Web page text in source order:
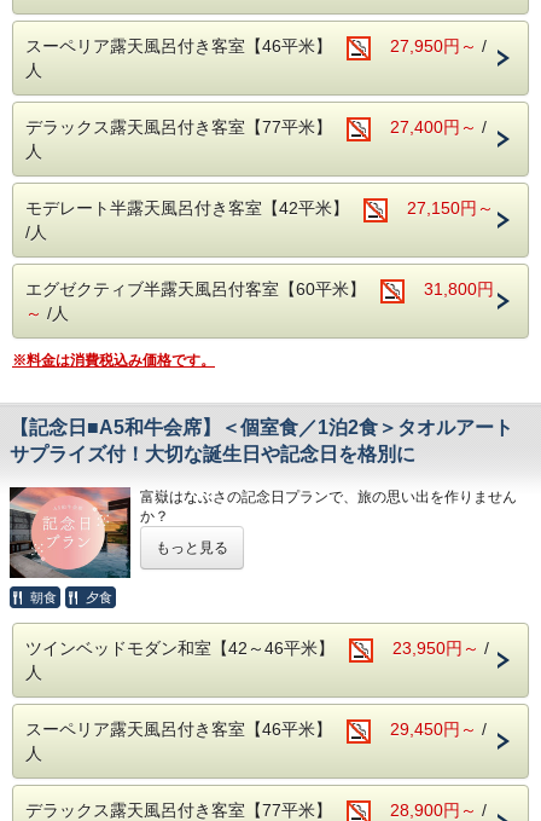
【ご朝食】15種類の小鉢、郷土料理「国清汁」、鯵の干
物、三島西麓野菜の蒸し物
「ちょっとずつを沢山」お召し上がりいただく和定食です。
◆お食事提供場所
◆お子様の夕食について
【温泉】
露天風呂でお楽しみください。
※花火は売店で販売もしております。
プレゼント分だけでは物足りないという方は売店でお買い求
■おすすめポイント～HANA Styleのおもてなし～
・ラウンジでのゆったりチェックイン＆ウェルカムドリンク
のご用意（ご提供は17時まで）
・SDGsに配慮したアメニティセット（女性用・男性用）
・フリードリンクタイムあり（2Fラウンジにて・セルフ
式）
・貸切露天風呂3か所は、予約無しで自由にご利用頂けま
す。
（24時～朝5時半はクローズ）
天気の良い日は富士山を望むこともできます。
～ご夕食「A5和牛会席」のボリューム★★★★☆～
ステーキはA5ランクの「和牛 静岡そだち」をお好みの焼き
加減でお召し上がり頂けます。
ジューシーで、やわらかいお肉を5種類のソースで味わって
そのほか、近海で獲れた魚介を中心とした新鮮なお刺身など
板長こだわりのお料理が並びます。
【ご朝食】15種類の小鉢、郷土料理「国清汁」、鯵の干
物、三島西麓野菜の蒸し物
◆お子様の夕食についてのご注意事項
・小学生高学年 お子様定食＋お造り
・小学生低学年・幼児 お子様定食
予約をお勧めします
◆温泉
３ヶ所ある貸切風呂は空いていれば何回でもご利用頂けま
す。
スーペリア露天風呂付き客室【46平米】 27,950円～ /
人
デラックス露天風呂付き客室【77平米】 27,400円～ /
人
モデレート半露天風呂付き客室【42平米】
27,150円～
/人
エグゼクティブ半露天風呂付客室【60平米】
31,800円
～ /人
※料金は消費税込み価格です。
【記念日■A5和牛会席】＜個室食／1泊2食＞タオルアート
サプライズ付！大切な誕生日や記念日を格別に
富嶽はなぶさの記念日プランで、旅の思い出を作りません
か？
・カップルで結婚記念日やプロボーズ、誕生日のお祝いに
・女子旅でお仲間へのサプライズ♪
・夕食時ワンドリンクサービス
・宿からのプチギフト
A5和牛のステーキや伊豆の幸が味わえる和牛会席をご用
意。
もっと見る
朝食 夕食
ツインベッドモダン和室【42～46平米】 23,950円～ /
人
スーペリア露天風呂付き客室【46平米】 29,450円～ /
人
デラックス露天風呂付き客室【77平米】 28,900円～ /